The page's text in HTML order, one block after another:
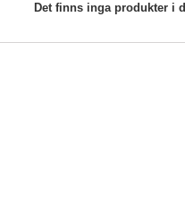
Det finns inga produkter i